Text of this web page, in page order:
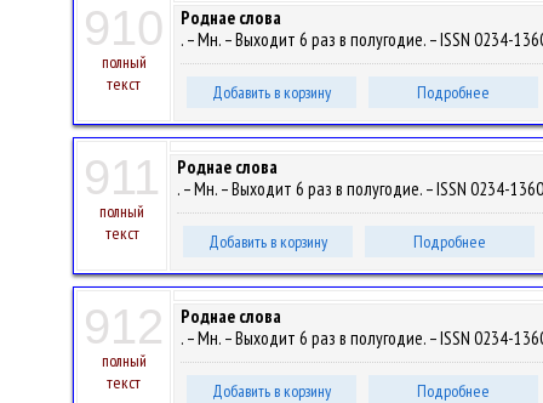
910
полный
текст
Роднае слова
. – Мн. – Выходит 6 раз в полугодие. – ISSN 0234-
Добавить в корзину Подробнее
911
полный
текст
Роднае слова
. – Мн. – Выходит 6 раз в полугодие. – ISSN 0234-
Добавить в корзину Подробнее
912
полный
текст
Роднае слова
. – Мн. – Выходит 6 раз в полугодие. – ISSN 0234-
Добавить в корзину Подробнее